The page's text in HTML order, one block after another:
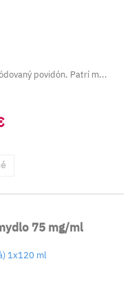
povidón. Patrí m...
75 mg/ml
1x120 ml